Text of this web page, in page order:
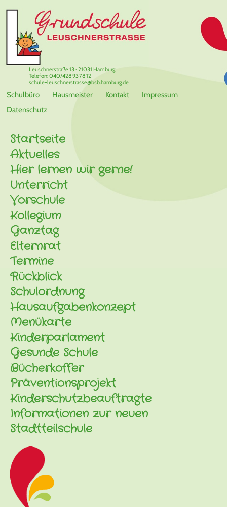
Schulbüro Hausmeister Kontakt
Impressum
Datenschutz
Leuschnerstraße 13 · 21031 Hamburg
Telefon: 040/428 93 78 12
schule-leuschnerstrasse@bsb.hamburg.de
Startseite
Aktuelles
Hier lernen wir gerne!
Unterricht
Vorschule
Kollegium
Ganztag
Elternrat
Termine
Rückblick
Schulordnung
Hausaufgabenkonzept
Menükarte
Kinderparlament
Gesunde Schule
Bücherkoffer
Präventionsprojekt
Kinderschutzbeauftragte
Informationen zur neuen
Stadtteilschule